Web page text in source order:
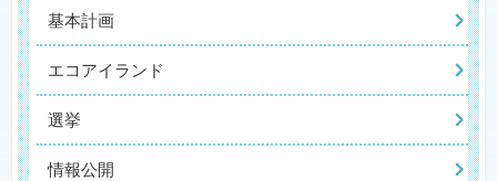
基本計画
エコアイランド
選挙
情報公開